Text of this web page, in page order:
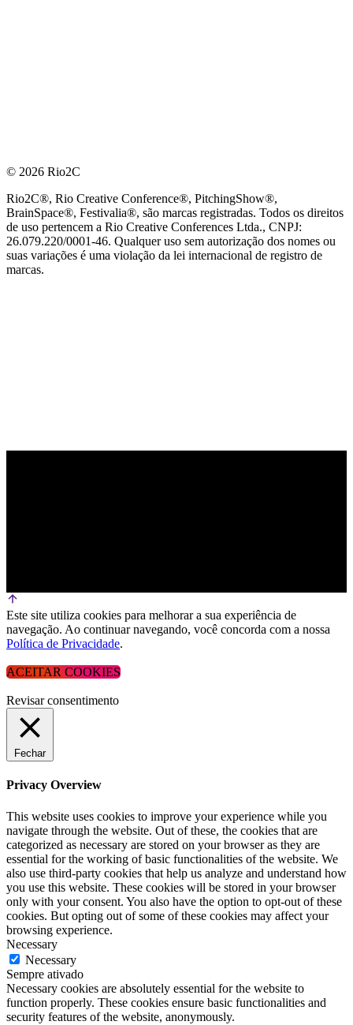
© 2026 Rio2C
Rio2C®, Rio Creative Conference®, PitchingShow®,
BrainSpace®, Festivalia®, são marcas registradas. Todos os direitos
de uso pertencem a Rio Creative Conferences Ltda., CNPJ:
26.079.220/0001-46. Qualquer uso sem autorização dos nomes ou
suas variações é uma violação da lei internacional de registro de
marcas.
Este site utiliza cookies para melhorar a sua experiência de
navegação. Ao continuar navegando, você concorda com a nossa
Política de Privacidade.
ACEITAR COOKIES
Revisar consentimento
Fechar
Privacy Overview
This website uses cookies to improve your experience while you
navigate through the website. Out of these, the cookies that are
categorized as necessary are stored on your browser as they are
essential for the working of basic functionalities of the website. We
also use third-party cookies that help us analyze and understand how
you use this website. These cookies will be stored in your browser
only with your consent. You also have the option to opt-out of these
cookies. But opting out of some of these cookies may affect your
browsing experience.
Necessary
Necessary
Sempre ativado
Necessary cookies are absolutely essential for the website to
function properly. These cookies ensure basic functionalities and
security features of the website, anonymously.